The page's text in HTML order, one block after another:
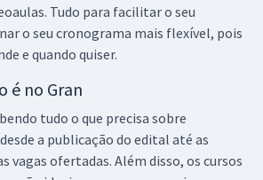
Tudo para facilitar o seu
o seu cronograma mais flexível, pois
e quando quiser.
é no Gran
tudo o que precisa sobre
a publicação do edital até as
vagas ofertadas. Além disso, os cursos